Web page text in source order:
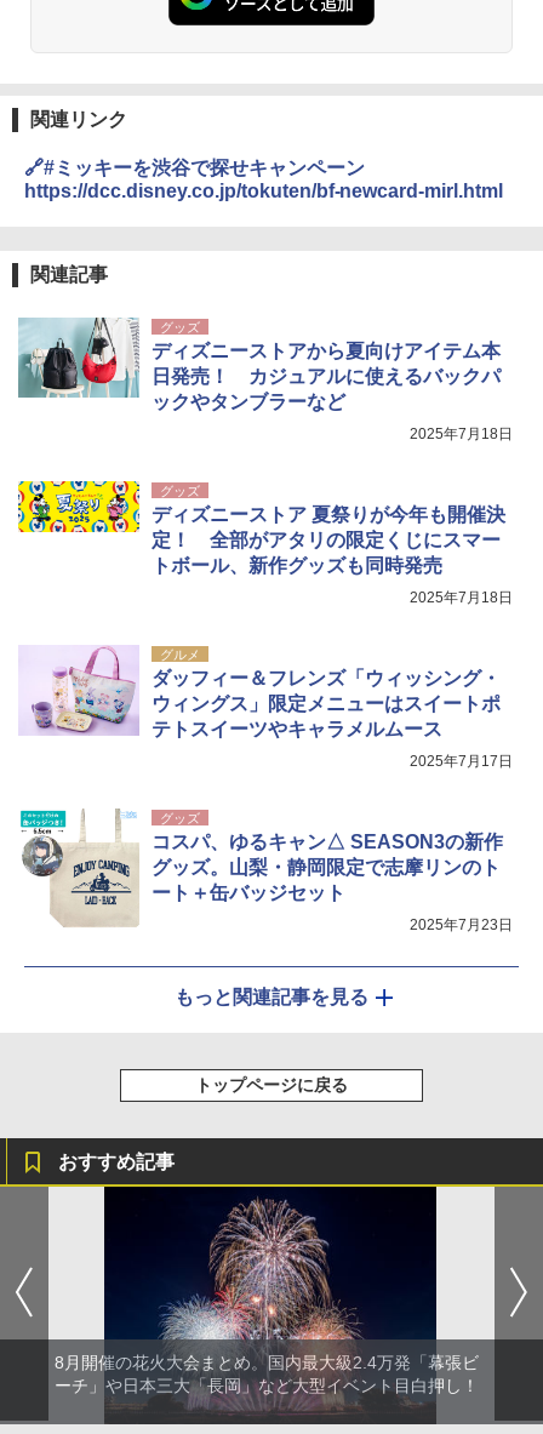
関連リンク
🔗#ミッキーを渋谷で探せキャンペーン
https://dcc.disney.co.jp/tokuten/bf-newcard-mirl.html
関連記事
グッズ
ディズニーストアから夏向けアイテム本
日発売！ カジュアルに使えるバックパ
ックやタンブラーなど
2025年7月18日
グッズ
ディズニーストア 夏祭りが今年も開催決
定！ 全部がアタリの限定くじにスマー
トボール、新作グッズも同時発売
2025年7月18日
グルメ
ダッフィー＆フレンズ「ウィッシング・
ウィングス」限定メニューはスイートポ
テトスイーツやキャラメルムース
2025年7月17日
グッズ
コスパ、ゆるキャン△ SEASON3の新作
グッズ。山梨・静岡限定で志摩リンのト
ート＋缶バッジセット
2025年7月23日
もっと関連記事を見る
トップページに戻る
おすすめ記事
8月開催の花火大会まとめ。国内最大級2.4万発「幕張ビ
ーチ」や日本三大「長岡」など大型イベント目白押し！